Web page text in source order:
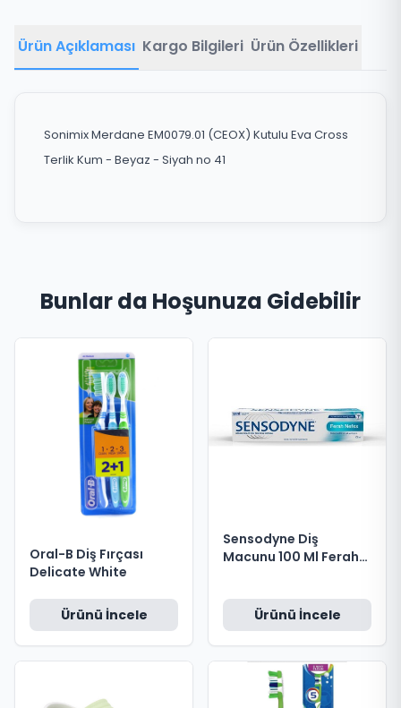
Ürün Açıklaması Kargo Bilgileri Ürün Özellikleri
Sonimix Merdane EM0079.01 (CEOX) Kutulu Eva Cross
Terlik Kum - Beyaz - Siyah no 41
Bunlar da Hoşunuza Gidebilir
Oral-B Diş Fırçası
Delicate White
Ürünü İncele
Sensodyne Diş
Macunu 100 Ml Ferah
Ürünü İncele